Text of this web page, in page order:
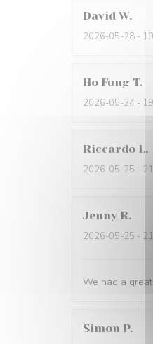
David W
2026-05-28 -
Ho Fung T
2026-05-24 -
Riccardo L
2026-05-25 -
Jenny R
2026-05-25 -
We had a
Simon P